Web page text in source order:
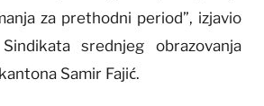
za prethodni period”, izjavio
srednjeg obrazovanja
Samir Fajić.